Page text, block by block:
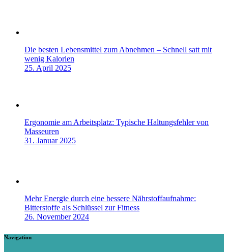
Die besten Lebensmittel zum Abnehmen – Schnell satt mit
wenig Kalorien
25. April 2025
Ergonomie am Arbeitsplatz: Typische Haltungsfehler von
Masseuren
31. Januar 2025
Mehr Energie durch eine bessere Nährstoffaufnahme:
Bitterstoffe als Schlüssel zur Fitness
26. November 2024
Navigation